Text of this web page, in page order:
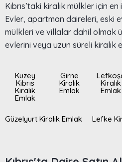
Kıbrıs’taki kiralık mülkler için
Evler, apartman daireleri, eski
mülkleri ve villalar dahil olmak
evlerini veya uzun süreli kiralık
Kuzey
Kıbrıs
Kiralık
Emlak
Girne
Kiralık
Emlak
Kiralık
Emlak
Güzelyurt Kiralık Emlak Lefke